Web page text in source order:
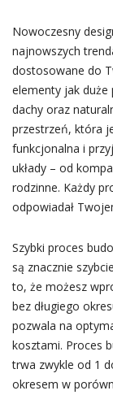
Nowoczesny
najnowszych
dostosowane do
elementy jak duże
dachy oraz
przestrzeń, która
funkcjonalna i
układy – od
rodzinne. Każdy
odpowiadał
Szybki proces
są znacznie
to, że możesz
bez długiego
pozwala na
kosztami. Proces
trwa zwykle od 1
okresem w